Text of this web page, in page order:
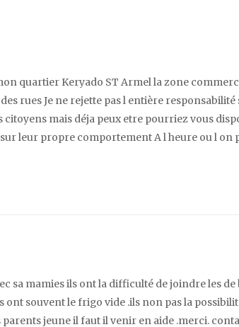
quartier Keryado ST Armel la zone
rues Je ne rejette pas l entière responsabilité
mais déja peux etre pourriez vous
leur propre comportement A l heure ou l on
sa mamies ils ont la difficulté de joindre les de
ont souvent le frigo vide .ils non pas la
parents jeune il faut il venir en aide .merci.